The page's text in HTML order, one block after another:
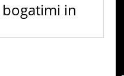
bogatimi in